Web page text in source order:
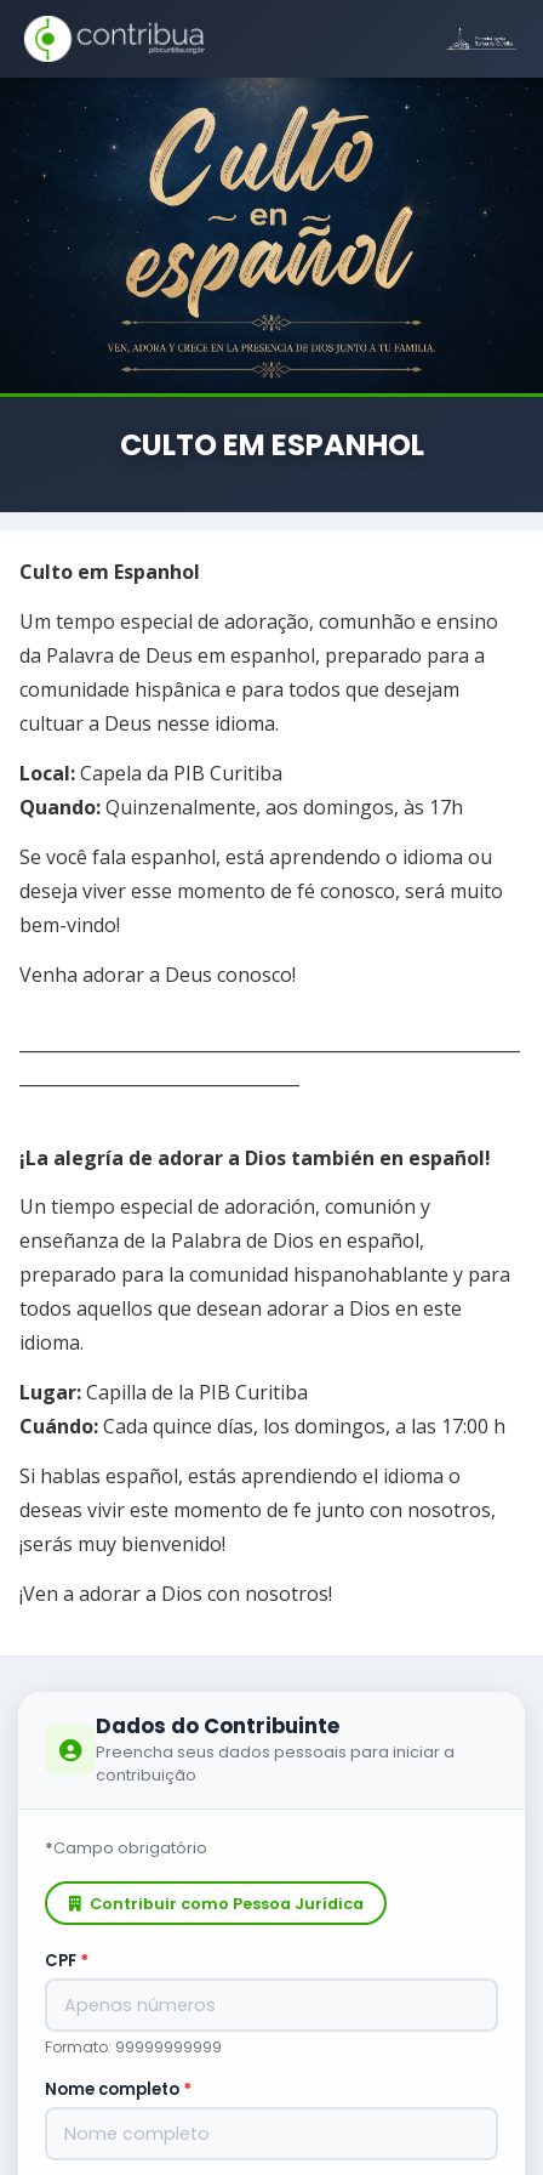
CULTO EM ESPANHOL
Culto em Espanhol
Um tempo especial de adoração, comunhão e ensino
da Palavra de Deus em espanhol, preparado para a
comunidade hispânica e para todos que desejam
cultuar a Deus nesse idioma.
Local:Capela da PIB Curitiba
Quando:Quinzenalmente, aos domingos, às 17h
Se você fala espanhol, está aprendendo o idioma ou
deseja viver esse momento de fé conosco, será muito
bem-vindo!
Venha adorar a Deus conosco!
¡La alegría de adorar a Dios también en español!
Un tiempo especial de adoración, comunión y
enseñanza de la Palabra de Dios en español,
preparado para la comunidad hispanohablante y para
todos aquellos que desean adorar a Dios en este
idioma.
Lugar:Capilla de la PIB Curitiba
Cuándo:Cada quince días, los domingos, a las 17:00 h
Si hablas español, estás aprendiendo el idioma o
deseas vivir este momento de fe junto con nosotros,
¡serás muy bienvenido!
¡Ven a adorar a Dios con nosotros!
Dados do Contribuinte
Preencha seus dados pessoais para iniciar a
contribuição
*Campo obrigatório
Contribuir como Pessoa Jurídica
CPF *
Formato: 99999999999
Nome completo *